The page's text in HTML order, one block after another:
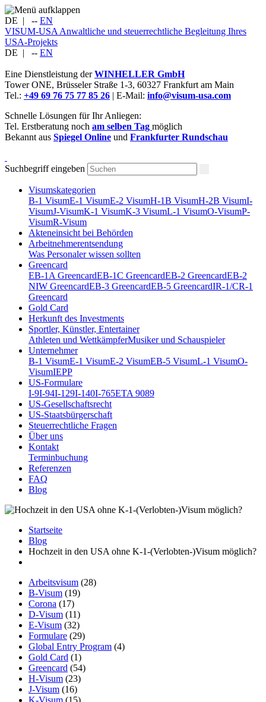
DE | -- EN
VISUM-USA Anwaltliche und steuerrechtliche Begleitung Ihres
USA-Projekts
DE | -- EN
Eine Dienstleistung derWINHELLER GmbH
Tower ONE, Brüsseler Straße 1-3, 60327 Frankfurt am Main
Tel.: +49 69 76 75 77 85 26 | E-Mail: info@visum-usa.com
Schnelle Lösungen für Ihr Anliegen:
Tel. Erstberatung noch am selben Tag möglich
Bekannt aus Spiegel Online und Frankfurter Rundschau
Suchbegriff eingeben
Visumskategorien
B-1 VisumE-1 VisumE-2 VisumH-1B VisumH-2B VisumI-
VisumJ-VisumK-1 VisumK-3 VisumL-1 VisumO-VisumP-
VisumR-Visum
Akteneinsicht bei Behörden
Arbeitnehmerentsendung
Was Personaler wissen sollten
Greencard
EB-1A GreencardEB-1C GreencardEB-2 GreencardEB-2
NIW GreencardEB-3 GreencardEB-5 GreencardIR-1/CR-1
Greencard
Gold Card
Herkunft des Investments
Sportler, Künstler, Entertainer
Athleten und WettkämpferMusiker und Schauspieler
Unternehmer
B-1 VisumE-1 VisumE-2 VisumEB-5 VisumL-1 VisumO-
VisumIEPP
US-Formulare
I-9I-94I-129I-140I-765ETA 9089
US-Gesellschaftsrecht
US-Staatsbürgerschaft
Steuerrechtliche Fragen
Über uns
Kontakt
Terminbuchung
Referenzen
FAQ
Blog
Startseite
Blog
Hochzeit in den USA ohne K-1-(Verlobten-)Visum möglich?
Arbeitsvisum (28)
B-Visum (19)
Corona (17)
D-Visum (11)
E-Visum (32)
Formulare (29)
Global Entry Program (4)
Gold Card (1)
Greencard (54)
H-Visum (23)
J-Visum (16)
K-Visum (15)